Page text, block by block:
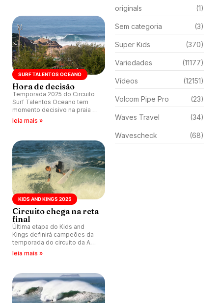
SURF TALENTOS OCEANO
Hora de decisão
Temporada 2025 do Circuito
Surf Talentos Oceano tem
momento decisivo na praia da
Joaquina, Florianópolis (SC),
leia mais »
KIDS AND KINGS 2025
Circuito chega na reta
final
Última etapa do Kids and
Kings definirá campeões da
temporada do circuito da ASJ.
Evento rola nos dias 11 e 12 de
leia mais »
originals (1)
Sem categoria (3)
Super Kids (370)
Variedades (11177)
Vídeos (12151)
Volcom Pipe Pro (23)
Waves Travel (34)
Wavescheck (68)